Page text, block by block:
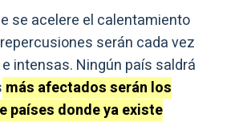
se acelere el calentamiento
serán cada vez
intensas. Ningún país saldrá
más afectados serán los
países donde ya existe